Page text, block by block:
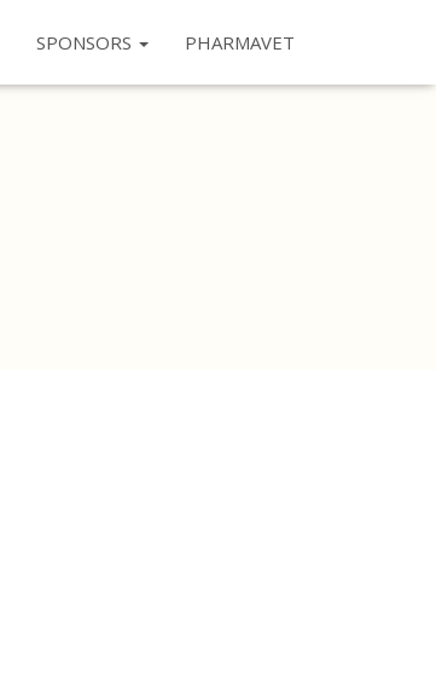
SPONSORS PHARMAVET